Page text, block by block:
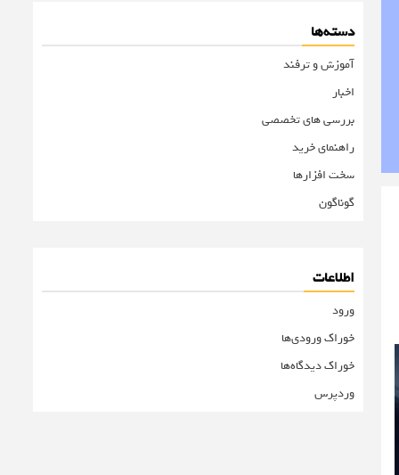
دسته‌ها
آموزش و ترفند
اخبار
بررسی های تخصصی
راهنمای خرید
سخت افزارها
گوناگون
اطلاعات
ورود
خوراک ورودی‌ها
خوراک دیدگاه‌ها
وردپرس